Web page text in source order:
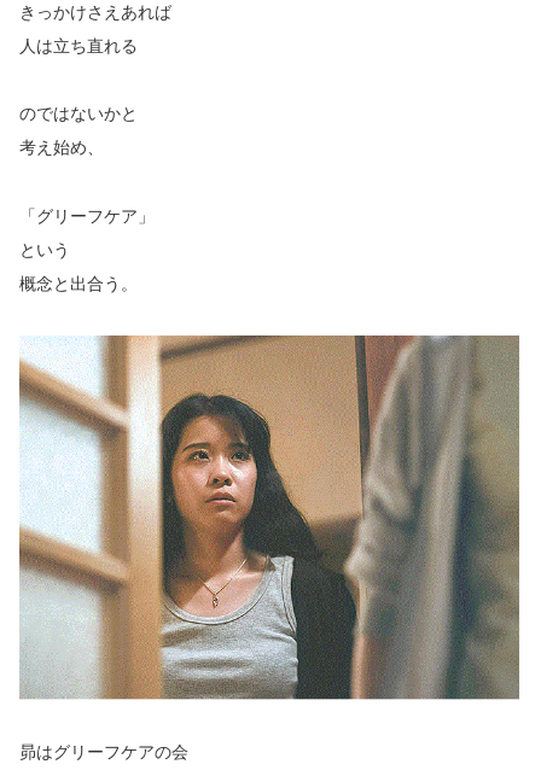
きっかけさえあれば
人は立ち直れる
のではないかと
考え始め、
「グリーフケア」
という
概念と出合う。
昴はグリーフケアの会